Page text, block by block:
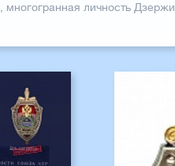
многогранная личность